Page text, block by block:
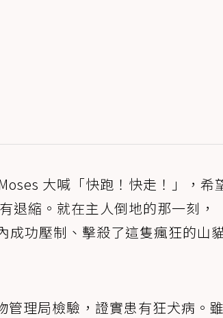
大喊「快跑！快走！」，希
退縮。就在主人倒地的那一刻，
成功壓制、擊殺了這隻瘋狂的山
管理局檢驗，證實患有狂犬病。